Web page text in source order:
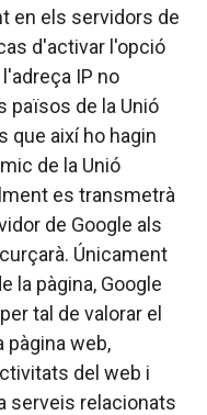
en els servidors de
d'activar l'opció
IP no
països de la Unió
que així ho hagin
de la Unió
es transmetrà
de Google als
Únicament
la pàgina, Google
tal de valorar el
pàgina web,
del web i
serveis relacionats